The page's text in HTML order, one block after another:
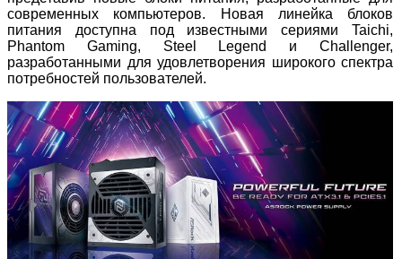
современных компьютеров. Новая линейка блоков
питания доступна под известными сериями Taichi,
Phantom Gaming, Steel Legend и Challenger,
разработанными для удовлетворения широкого спектра
потребностей пользователей.